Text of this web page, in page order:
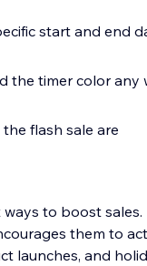
start and end
the timer color any
flash sale are
to boost sales.
them to
launches, and